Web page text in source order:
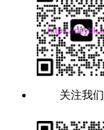
关注我们